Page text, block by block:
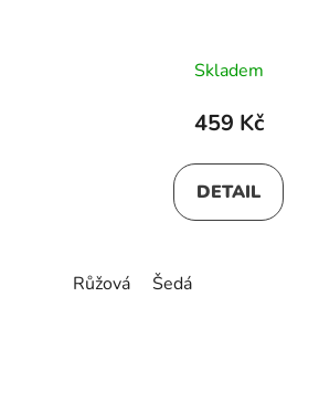
Skladem
459 Kč
DETAIL
Růžová Šedá